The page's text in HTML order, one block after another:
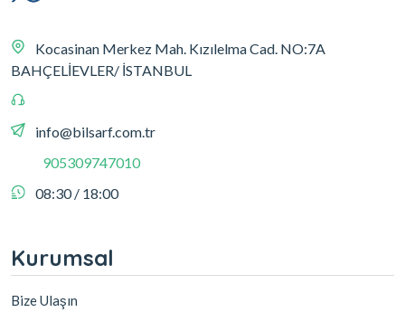
Kocasinan Merkez Mah. Kızılelma Cad. NO:7A
BAHÇELİEVLER/ İSTANBUL
info@bilsarf.com.tr
905309747010
08:30 / 18:00
Kurumsal
Bize Ulaşın